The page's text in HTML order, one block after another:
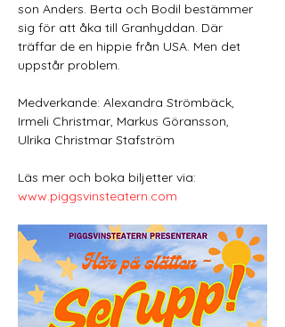
son Anders. Berta och Bodil bestämmer
sig för att åka till Granhyddan. Där
träffar de en hippie från USA. Men det
uppstår problem.
Medverkande: Alexandra Strömbäck,
Irmeli Christmar, Markus Göransson,
Ulrika Christmar Stafström
Läs mer och boka biljetter via:
www.piggsvinsteatern.com